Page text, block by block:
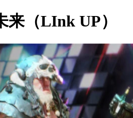
来（LInk UP）